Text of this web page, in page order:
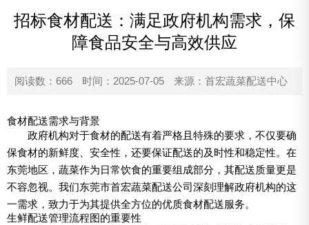
招标食材配送：满足政府机构需求，保
障食品安全与高效供应
阅读数：666 时间：2025-07-05 来源：首宏蔬菜配送中心
食材配送需求与背景
政府机构对于食材的配送有着严格且特殊的要求，不仅要确
保食材的新鲜度、安全性，还要保证配送的及时性和稳定性。在
东莞地区，蔬菜作为日常饮食的重要组成部分，其配送质量更是
不容忽视。我们东莞市首宏蔬菜配送公司深刻理解政府机构的这
一需求，致力于为其提供全方位的优质食材配送服务。
生鲜配送管理流程图的重要性